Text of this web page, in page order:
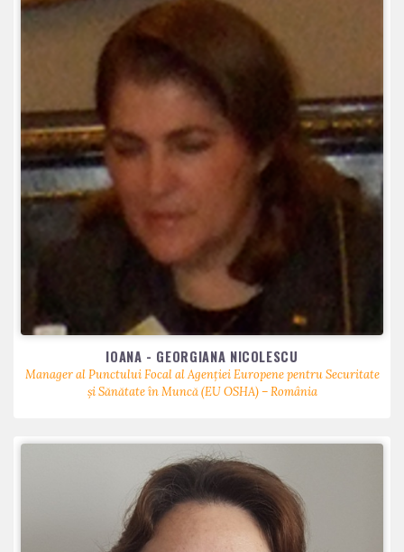
IOANA - GEORGIANA NICOLESCU
Manager al Punctului Focal al Agenției Europene pentru Securitate
și Sănătate în Muncă (EU OSHA) – România